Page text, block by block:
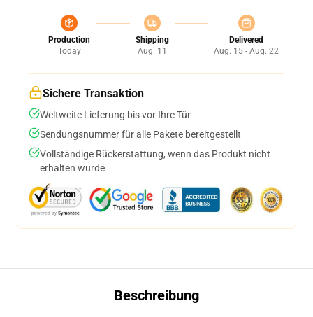
Production
Today
Shipping
Aug. 11
Delivered
Aug. 15 - Aug. 22
Sichere Transaktion
Weltweite Lieferung bis vor Ihre Tür
Sendungsnummer für alle Pakete bereitgestellt
Vollständige Rückerstattung, wenn das Produkt nicht
erhalten wurde
Beschreibung